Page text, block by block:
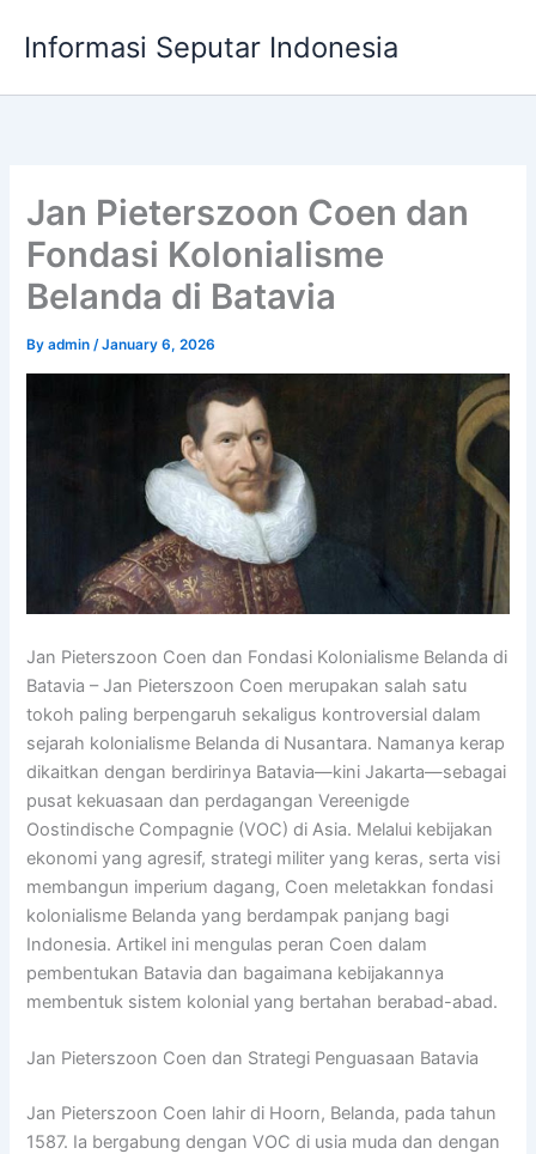
Informasi Seputar Indonesia
Jan Pieterszoon Coen dan
Fondasi Kolonialisme
Belanda di Batavia
Byadmin/January 6, 2026
Jan Pieterszoon Coen dan Fondasi Kolonialisme Belanda di
Batavia – Jan Pieterszoon Coen merupakan salah satu
tokoh paling berpengaruh sekaligus kontroversial dalam
sejarah kolonialisme Belanda di Nusantara. Namanya kerap
dikaitkan dengan berdirinya Batavia—kini Jakarta—sebagai
pusat kekuasaan dan perdagangan Vereenigde
Oostindische Compagnie (VOC) di Asia. Melalui kebijakan
ekonomi yang agresif, strategi militer yang keras, serta visi
membangun imperium dagang, Coen meletakkan fondasi
kolonialisme Belanda yang berdampak panjang bagi
Indonesia. Artikel ini mengulas peran Coen dalam
pembentukan Batavia dan bagaimana kebijakannya
membentuk sistem kolonial yang bertahan berabad-abad.
Jan Pieterszoon Coen dan Strategi Penguasaan Batavia
Jan Pieterszoon Coen lahir di Hoorn, Belanda, pada tahun
1587. Ia bergabung dengan VOC di usia muda dan dengan